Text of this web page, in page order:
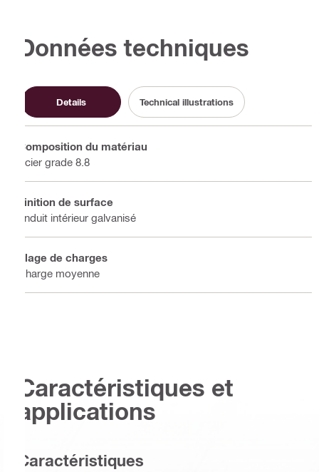
Données techniques
Details Technical illustrations
Composition du matériau
Acier grade 8.8
Finition de surface
Enduit intérieur galvanisé
Plage de charges
Charge moyenne
Caractéristiques et
applications
Caractéristiques